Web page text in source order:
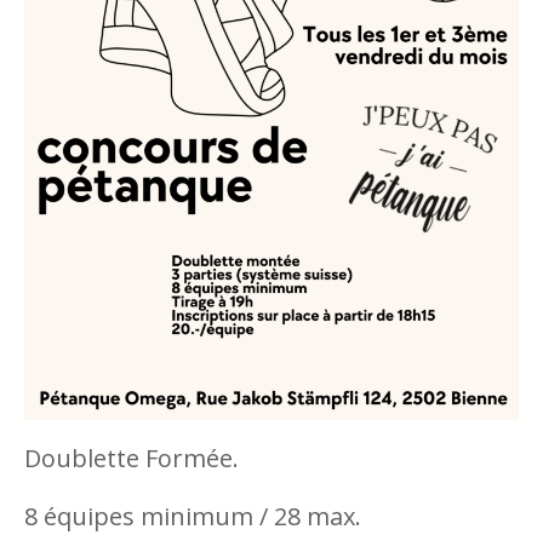
Doublette Formée.
8 équipes minimum / 28 max.